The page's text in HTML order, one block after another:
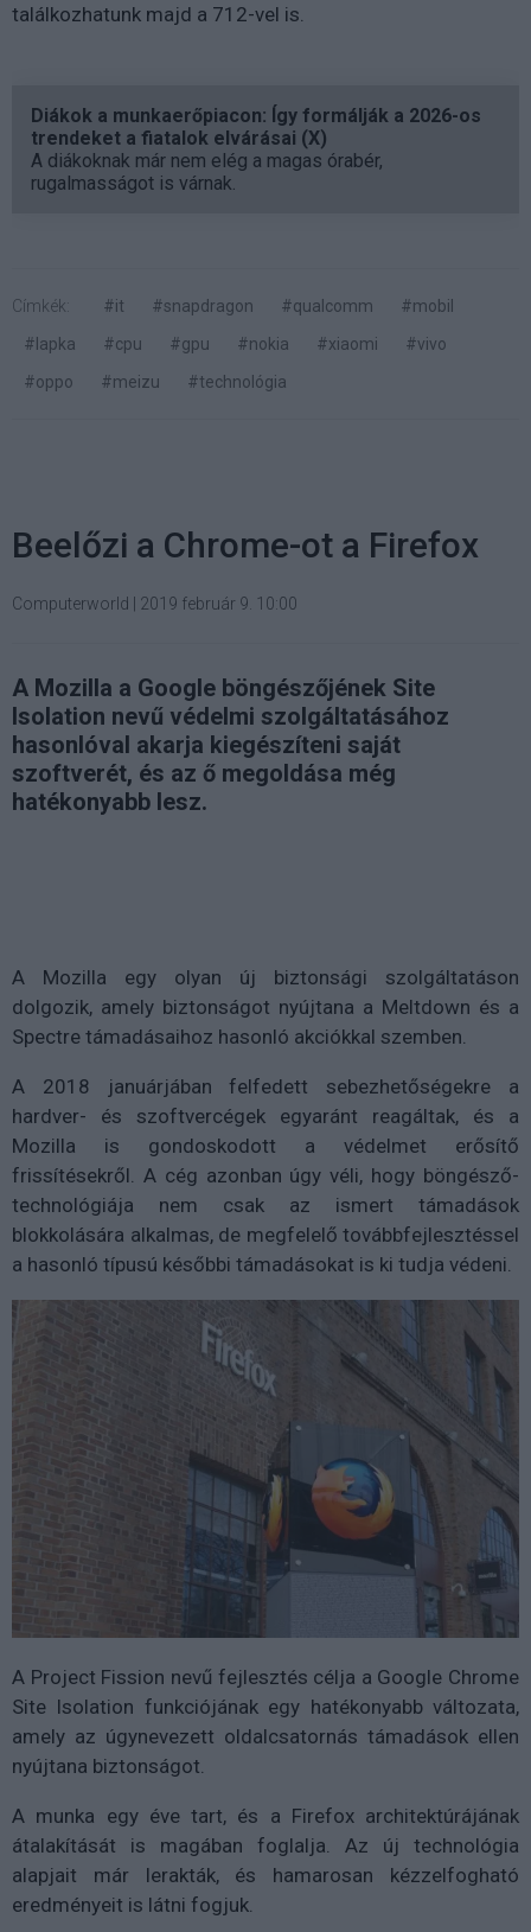
találkozhatunk majd a 712-vel is.
Diákok a munkaerőpiacon: Így formálják a 2026-os
trendeket a fiatalok elvárásai (X)
A diákoknak már nem elég a magas órabér,
rugalmasságot is várnak.
Címkék: #it #snapdragon #qualcomm
#mobil
#lapka
#cpu #gpu #nokia #xiaomi
#vivo
#oppo
#meizu #technológia
Beelőzi a Chrome-ot a Firefox
Computerworld 2019 február 9. 10:00
A Mozilla a Google böngészőjének Site
Isolation nevű védelmi szolgáltatásához
hasonlóval akarja kiegészíteni saját
szoftverét, és az ő megoldása még
hatékonyabb lesz.
A Mozilla egy olyan új biztonsági szolgáltatáson
dolgozik, amely biztonságot nyújtana a Meltdown és a
Spectre támadásaihoz hasonló akciókkal szemben.
A 2018 januárjában felfedett sebezhetőségekre a
hardver- és szoftvercégek egyaránt reagáltak, és a
Mozilla is gondoskodott a védelmet erősítő
frissítésekről. A cég azonban úgy véli, hogy böngésző-
technológiája nem csak az ismert támadások
blokkolására alkalmas, de megfelelő továbbfejlesztéssel
a hasonló típusú későbbi támadásokat is ki tudja védeni.
A Project Fission nevű fejlesztés célja a Google Chrome
Site Isolation funkciójának egy hatékonyabb változata,
amely az úgynevezett oldalcsatornás támadások ellen
nyújtana biztonságot.
A munka egy éve tart, és a Firefox architektúrájának
átalakítását is magában foglalja. Az új technológia
alapjait már lerakták, és hamarosan kézzelfogható
eredményeit is látni fogjuk.